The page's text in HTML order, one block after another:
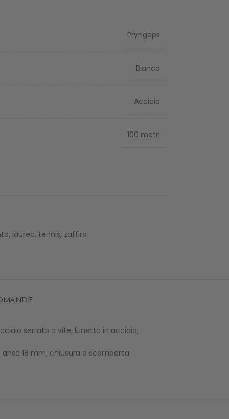
Pryngeps
Bianco
Acciaio
100 metri
, laurea, tennis, zaffiro
serrato a vite, lunetta in acciaio,
18 mm, chiusura a scomparsa